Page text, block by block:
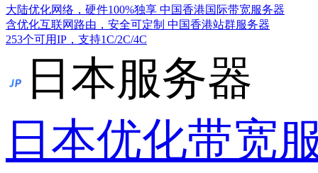
大陆优化网络，硬件100%独享 中国香港国际带宽服务器
含优化互联网路由，安全可定制 中国香港站群服务器
253个可用IP，支持1C/2C/4C
日本服务器
日本优化带宽